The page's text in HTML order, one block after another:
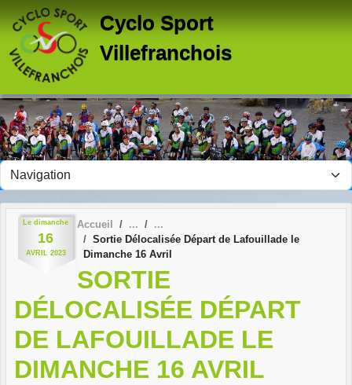
Cyclo Sport
Villefranchois
Le dimanche
16
AVRIL 2023
Accueil
Sortie Délocalisée Départ de Lafouillade le
Dimanche 16 Avril
SORTIE
DÉLOCALISÉE DÉPART
DE LAFOUILLADE LE
DIMANCHE 16 AVRIL
Panneau de gestion des cookies